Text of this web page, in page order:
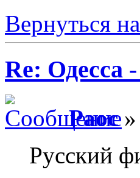
Вернуться
Re: Одесса
Раос»
Русский